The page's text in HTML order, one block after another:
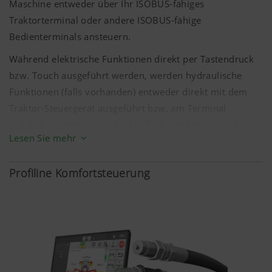
Maschine entweder über Ihr ISOBUS-fähiges
Traktorterminal oder andere ISOBUS-fähige
Bedienterminals ansteuern.
Während elektrische Funktionen direkt per Tastendruck
bzw. Touch ausgeführt werden, werden hydraulische
Funktionen (falls vorhanden) entweder direkt mit dem
ausgeführt.
POWER CONTROL
EXPERT 75
Lesen Sie mehr
Profiline Komfortsteuerung